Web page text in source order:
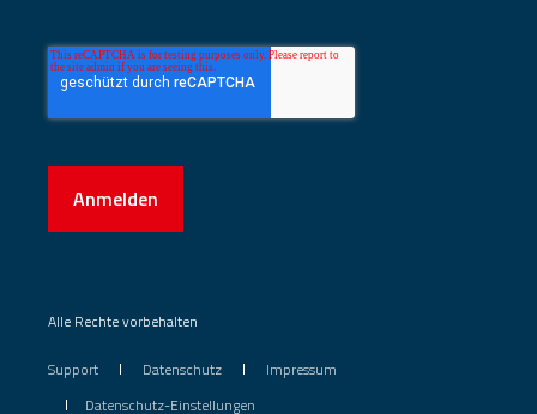
Anmelden
Alle Rechte vorbehalten
Support Datenschutz
Impressum
Datenschutz-Einstellungen